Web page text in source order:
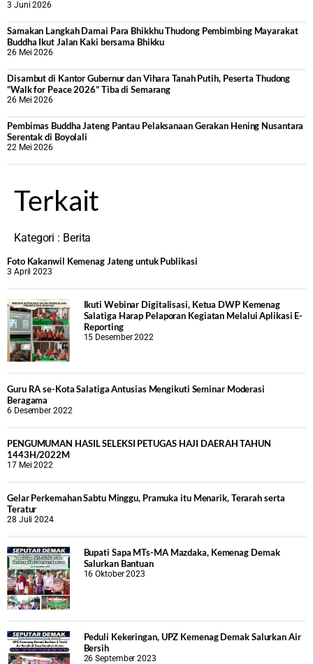
3 Juni 2026
Samakan Langkah Damai Para Bhikkhu Thudong Pembimbing Mayarakat
Buddha Ikut Jalan Kaki bersama Bhikku
26 Mei 2026
Disambut di Kantor Gubernur dan Vihara Tanah Putih, Peserta Thudong
“Walk for Peace 2026” Tiba di Semarang
26 Mei 2026
‎Pembimas Buddha Jateng Pantau Pelaksanaan Gerakan Hening Nusantara
Serentak di Boyolali
22 Mei 2026
Terkait
Kategori : Berita
Foto Kakanwil Kemenag Jateng untuk Publikasi
3 April 2023
Ikuti Webinar Digitalisasi, Ketua DWP Kemenag
Salatiga Harap Pelaporan Kegiatan Melalui Aplikasi E-
Reporting
15 Desember 2022
Guru RA se-Kota Salatiga Antusias Mengikuti Seminar Moderasi
Beragama
6 Desember 2022
PENGUMUMAN HASIL SELEKSI PETUGAS HAJI DAERAH TAHUN
1443H/2022M
17 Mei 2022
Gelar Perkemahan Sabtu Minggu, Pramuka itu Menarik, Terarah serta
Teratur
28 Juli 2024
Bupati Sapa MTs-MA Mazdaka, Kemenag Demak
Salurkan Bantuan
16 Oktober 2023
Peduli Kekeringan, UPZ Kemenag Demak Salurkan Air
Bersih
26 September 2023